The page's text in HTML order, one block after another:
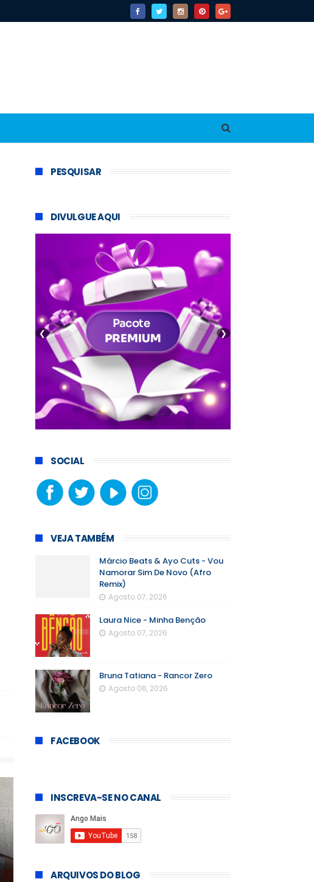
PESQUISAR
DIVULGUE AQUI
❮ ❯
SOCIAL
VEJA TAMBÉM
Márcio Beats & Ayo Cuts - Vou
Namorar Sim De Novo (Afro
Remix)
Agosto 07, 2026
Laura Nice - Minha Benção
Agosto 07, 2026
Bruna Tatiana - Rancor Zero
Agosto 06, 2026
FACEBOOK
INSCREVA-SE NO CANAL
ARQUIVOS DO BLOG